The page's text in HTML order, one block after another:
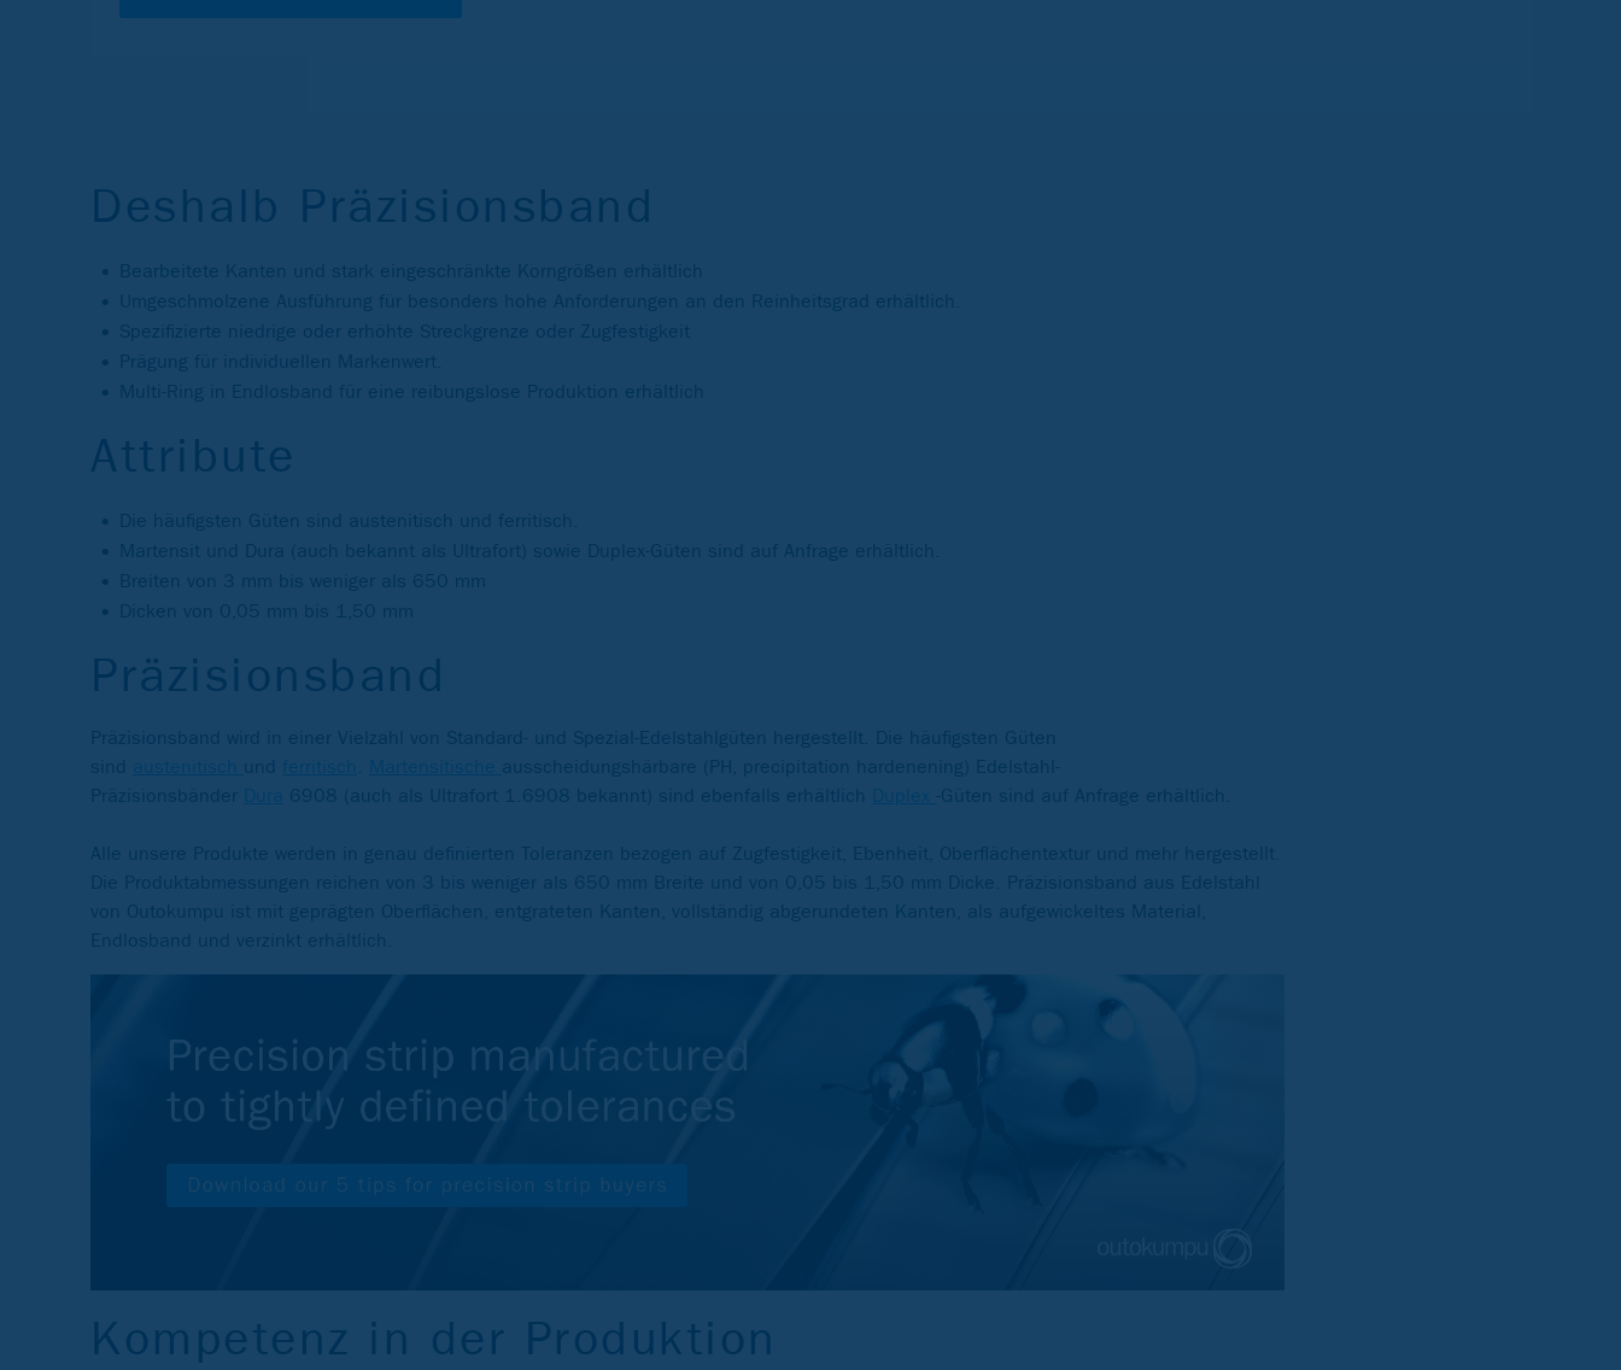
Deshalb Präzisionsband
Bearbeitete Kanten und stark eingeschränkte Korngrößen erhältlich
Umgeschmolzene Ausführung für besonders hohe Anforderungen an den Reinheitsgrad erhältlich.
Spezifizierte niedrige oder erhöhte Streckgrenze oder Zugfestigkeit
Prägung für individuellen Markenwert.
Multi-Ring in Endlosband für eine reibungslose Produktion erhältlich
Attribute
Die häufigsten Güten sind austenitisch und ferritisch.
Martensit und Dura (auch bekannt als Ultrafort) sowie Duplex-Güten sind auf Anfrage erhältlich.
Breiten von 3 mm bis weniger als 650 mm
Dicken von 0,05 mm bis 1,50 mm
Präzisionsband
Präzisionsband wird in einer Vielzahl von Standard- und Spezial-Edelstahlgüten hergestellt. Die häufigsten Güten
sind austenitisch und ferritisch . Martensitische ausscheidungshärbare (PH, precipitation hardenening) Edelstahl-
Präzisionsbänder
Dura 6908 (auch als Ultrafort 1.6908 bekannt) sind ebenfalls erhältlich Duplex -Güten sind auf Anfrage erhältlich.
Alle unsere Produkte werden in genau definierten Toleranzen bezogen auf Zugfestigkeit, Ebenheit, Oberflächentextur und mehr hergestellt.
Die Produktabmessungen reichen von 3 bis weniger als 650 mm Breite und von 0,05 bis 1,50 mm Dicke. Präzisionsband aus Edelstahl
von Outokumpu ist mit geprägten Oberflächen, entgrateten Kanten, vollständig abgerundeten Kanten, als aufgewickeltes Material,
Endlosband und verzinkt erhältlich.
Kompetenz in der Produktion